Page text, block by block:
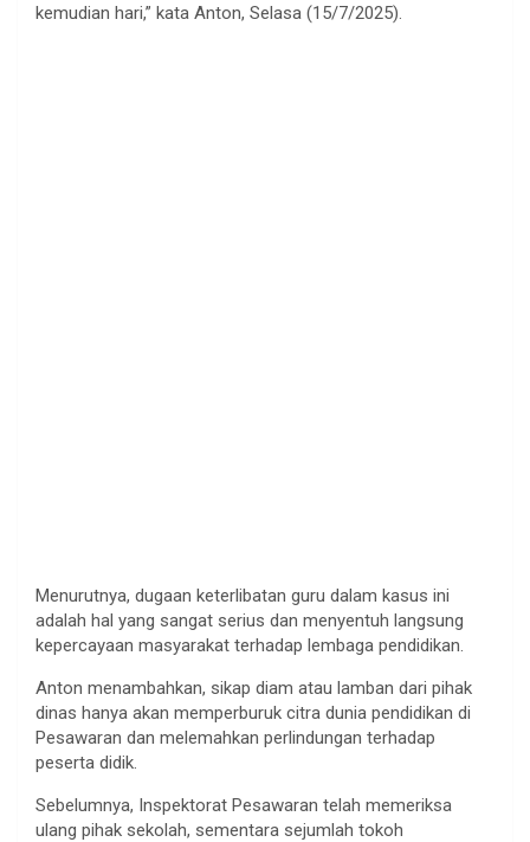
kemudian hari,” kata Anton, Selasa (15/7/2025).
Menurutnya, dugaan keterlibatan guru dalam kasus ini
adalah hal yang sangat serius dan menyentuh langsung
kepercayaan masyarakat terhadap lembaga pendidikan.
Anton menambahkan, sikap diam atau lamban dari pihak
dinas hanya akan memperburuk citra dunia pendidikan di
Pesawaran dan melemahkan perlindungan terhadap
peserta didik.
Sebelumnya, Inspektorat Pesawaran telah memeriksa
ulang pihak sekolah, sementara sejumlah tokoh